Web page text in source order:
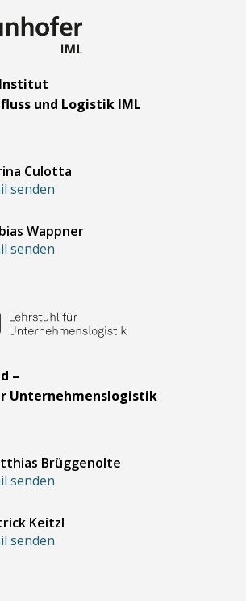
und Logistik IML
Culotta
senden
Wappner
senden
–
Unternehmenslogistik
Brüggenolte
senden
Keitzl
senden